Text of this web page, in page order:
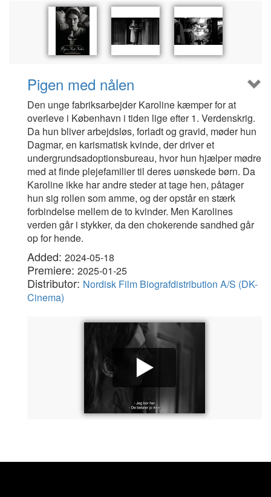
Pigen med nålen
Den unge fabriksarbejder Karoline kæmper for at
overleve i København i tiden lige efter 1. Verdenskrig.
Da hun bliver arbejdsløs, forladt og gravid, møder hun
Dagmar, en karismatisk kvinde, der driver et
undergrundsadoptionsbureau, hvor hun hjælper mødre
med at finde plejefamilier til deres uønskede børn. Da
Karoline ikke har andre steder at tage hen, påtager
hun sig rollen som amme, og der opstår en stærk
forbindelse mellem de to kvinder. Men Karolines
verden går i stykker, da den chokerende sandhed går
op for hende.
Added: 2024-05-18
Premiere: 2025-01-25
Distributor: Nordisk Film Biografdistribution A/S (DK-
Cinema)